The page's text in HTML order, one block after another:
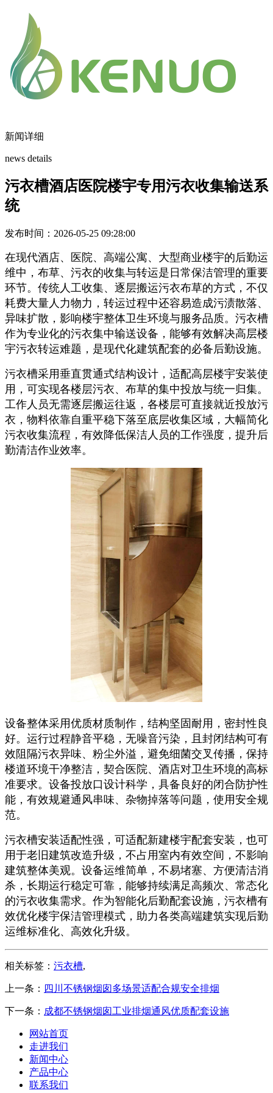
新闻详细
news details
污衣槽酒店医院楼宇专用污衣收集输送系
统
发布时间：2026-05-25 09:28:00
在现代酒店、医院、高端公寓、大型商业楼宇的后勤运
维中，布草、污衣的收集与转运是日常保洁管理的重要
环节。传统人工收集、逐层搬运污衣布草的方式，不仅
耗费大量人力物力，转运过程中还容易造成污渍散落、
异味扩散，影响楼宇整体卫生环境与服务品质。污衣槽
作为专业化的污衣集中输送设备，能够有效解决高层楼
宇污衣转运难题，是现代化建筑配套的必备后勤设施。
污衣槽采用垂直贯通式结构设计，适配高层楼宇安装使
用，可实现各楼层污衣、布草的集中投放与统一归集。
工作人员无需逐层搬运往返，各楼层可直接就近投放污
衣，物料依靠自重平稳下落至底层收集区域，大幅简化
污衣收集流程，有效降低保洁人员的工作强度，提升后
勤清洁作业效率。
设备整体采用优质材质制作，结构坚固耐用，密封性良
好。运行过程静音平稳，无噪音污染，且封闭结构可有
效阻隔污衣异味、粉尘外溢，避免细菌交叉传播，保持
楼道环境干净整洁，契合医院、酒店对卫生环境的高标
准要求。设备投放口设计科学，具备良好的闭合防护性
能，有效规避通风串味、杂物掉落等问题，使用安全规
范。
污衣槽安装适配性强，可适配新建楼宇配套安装，也可
用于老旧建筑改造升级，不占用室内有效空间，不影响
建筑整体美观。设备运维简单，不易堵塞、方便清洁消
杀，长期运行稳定可靠，能够持续满足高频次、常态化
的污衣收集需求。作为智能化后勤配套设施，污衣槽有
效优化楼宇保洁管理模式，助力各类高端建筑实现后勤
运维标准化、高效化升级。
相关标签： 污衣槽,
上一条： 四川不锈钢烟囱多场景适配合规安全排烟
下一条： 成都不锈钢烟囱工业排烟通风优质配套设施
网站首页
走进我们
新闻中心
产品中心
联系我们